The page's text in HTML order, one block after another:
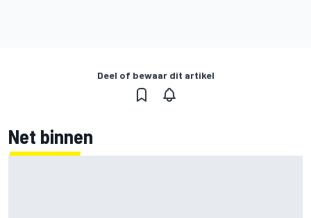
Deel of bewaar dit artikel
Net binnen